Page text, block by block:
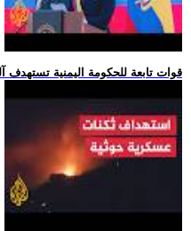
.. قوات تابعة للحكومة اليمنية تستهدف